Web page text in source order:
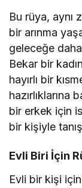
Bu rüya, aynı
bir arınma
geleceğe
Bekar bir
hayırlı bir
hazırlıklarına
bir erkek için
bir kişiyle
Evli Biri İçin
Evli bir kişi için